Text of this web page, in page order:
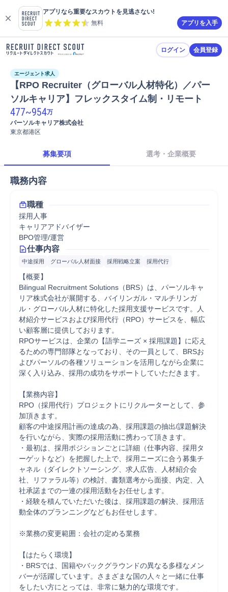
アプリなら重要なスカウトを見逃さない!
無料
アプリを入手
ログイン 会員登録
エージェント求人
【RPO Recruiter（グローバル人材特化）／パー
ソルキャリア】フレックスタイム制・リモート
477~954万
パーソルキャリア株式会社
東京都港区
募集要項 選考・企業概要
職務内容
職種
採用人事
キャリアアドバイザー
BPO管理/運営
仕事内容
中途採用 グローバル人材面接 採用戦略立案 採用代行
【概要】
Bilingual Recruitment Solutions（BRS）は、パーソルキャ
リア株式会社が展開する、バイリンガル・マルチリンガ
ル・グローバル人材に特化した採用支援サービスです。人
材紹介サービスおよび採用代行（RPO）サービスを、幅広
い顧客層に提供しております。
RPOサービスは、企業の【語学ニーズ × 採用課題】に応え
るための専門部隊となっており、その一員として、BRSお
よびパーソルの各種ソリューションを活用しながら企業に
深く入り込み、採用の成功をサポートしていただきます。
【業務内容】
RPO（採用代行）プロジェクトにリクルーターとして、参
加頂きます。
顧客の中途採用計画の達成の為、採用課題の抽出/課題解決
を行いながら、実際の採用活動に携わって頂きます。
・最初は、採用ポジションごとに詳細（仕事内容、採用タ
ーゲットなど）を把握した上で、採用ニーズに合う募集チ
ャネル（ダイレクトソーシング、求人広告、人材紹介会
社、リファラル等）の検討、書類選考から面接、内定、入
社承諾までの一連の採用活動をお任せします。
・経験を積んでいただいた後は、採用課題の解決、採用活
動全体のプランニングなどもお任せします。
※業務の変更範囲：会社の定める業務
【はたらく環境】
・BRSでは、国籍やバックグラウンドの異なる多様なメン
バーが活躍しています。さまざまな国の人々と一緒に仕事
をしたい方にとっては、非常に魅力的な環境です。